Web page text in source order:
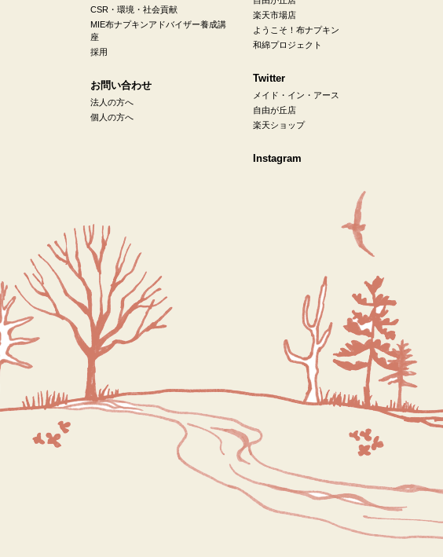
CSR・環境・社会貢献
MIE布ナプキンアドバイザー養成講
座
採用
お問い合わせ
法人の方へ
個人の方へ
楽天市場店
ようこそ！布ナプキン
和綿プロジェクト
Twitter
メイド・イン・アース
自由が丘店
楽天ショップ
Instagram